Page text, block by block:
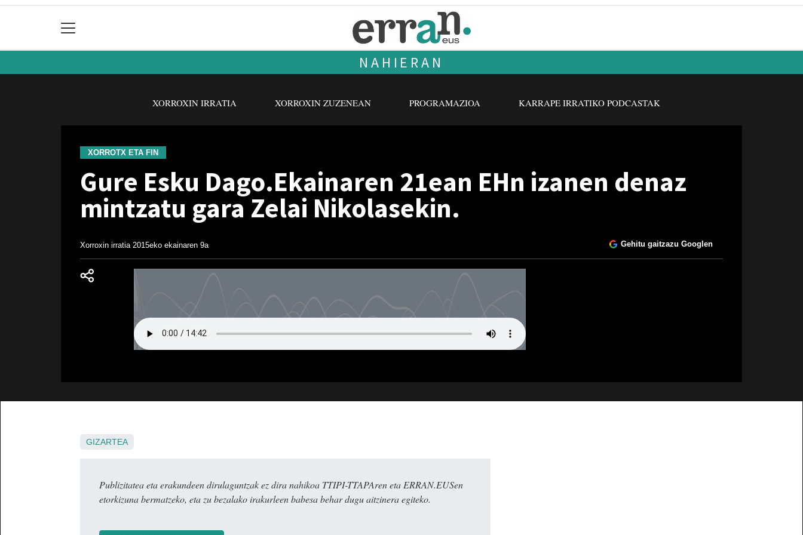
NAHIERAN
XORROXIN IRRATIA XORROXIN ZUZENEAN PROGRAMAZIOA KARRAPE IRRATIKO PODCASTAK
XORROTX ETA FIN
Gure Esku Dago.Ekainaren 21ean EHn izanen denaz
mintzatu gara Zelai Nikolasekin.
Xorroxin irratia 2015eko ekainaren 9a Gehitu gaitzazu Googlen
GIZARTEA
Publizitatea eta erakundeen dirulaguntzak ez dira nahikoa TTIPI-TTAPAren eta ERRAN.EUSen
etorkizuna bermatzeko, eta zu bezalako irakurleen babesa behar dugu aitzinera egiteko.